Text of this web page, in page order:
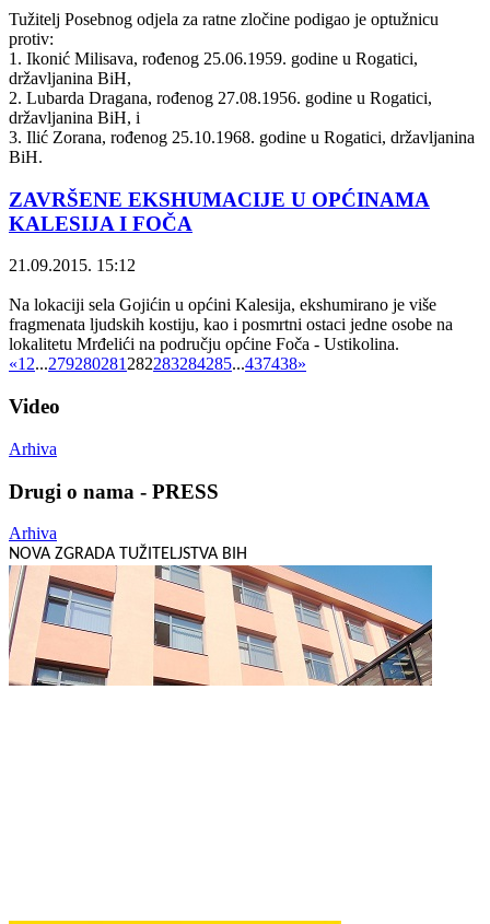
Tužitelj Posebnog odjela za ratne zločine podigao je optužnicu
protiv:
1. Ikonić Milisava, rođenog 25.06.1959. godine u Rogatici,
državljanina BiH,
2. Lubarda Dragana, rođenog 27.08.1956. godine u Rogatici,
državljanina BiH, i
3. Ilić Zorana, rođenog 25.10.1968. godine u Rogatici, državljanina
BiH.
ZAVRŠENE EKSHUMACIJE U OPĆINAMA
KALESIJA I FOČA
21.09.2015. 15:12
Na lokaciji sela Gojićin u općini Kalesija, ekshumirano je više
fragmenata ljudskih kostiju, kao i posmrtni ostaci jedne osobe na
lokalitetu Mrđelići na području općine Foča - Ustikolina.
«12...279280281282283284285...437438»
Video
Arhiva
Drugi o nama - PRESS
Arhiva
NOVA ZGRADA TUŽITELJSTVA BIH